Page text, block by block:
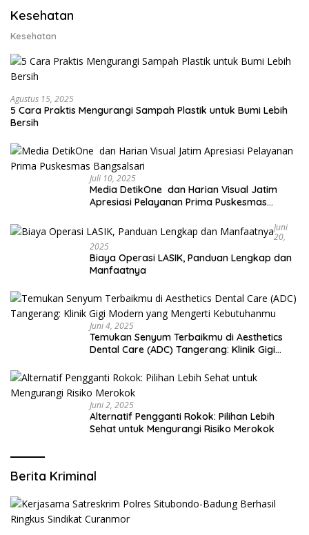
Kesehatan
Kesehatan
Agustus 15, 2025
5 Cara Praktis Mengurangi Sampah Plastik untuk Bumi Lebih
Bersih
Juli 10, 2025
Media DetikOne dan Harian Visual Jatim
Apresiasi Pelayanan Prima Puskesmas
Juni
20,
2025
Biaya Operasi LASIK, Panduan Lengkap dan
Manfaatnya
Juni 4, 2025
Temukan Senyum Terbaikmu di Aesthetics
Dental Care (ADC) Tangerang: Klinik Gigi
Juni 2, 2025
Alternatif Pengganti Rokok: Pilihan Lebih
Sehat untuk Mengurangi Risiko Merokok
Berita Kriminal